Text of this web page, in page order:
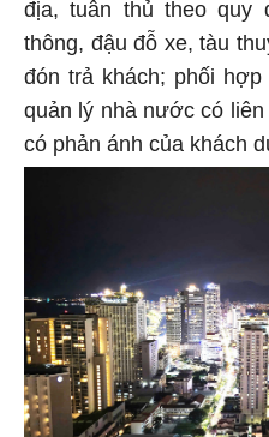
địa, tuân thủ theo quy
thông, đậu đỗ xe, tàu
đón trả khách; phối
quản lý nhà nước có
có phản ánh của khách